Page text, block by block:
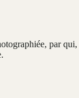
par qui,